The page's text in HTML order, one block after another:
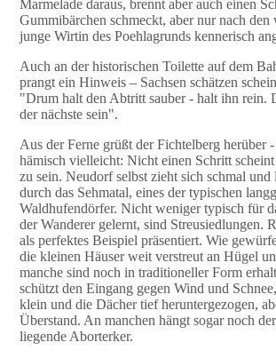
Marmelade daraus, brennt aber auch einen
Gummibärchen schmeckt, aber nur nach
junge Wirtin des Poehlagrunds kennerisch
Auch an der historischen Toilette auf dem
prangt ein Hinweis – Sachsen schätzen
"Drum halt den Abtritt sauber - halt ihn rein.
der nächste sein".
Aus der Ferne grüßt der Fichtelberg herüber
hämisch vielleicht: Nicht einen Schritt
zu sein. Neudorf selbst zieht sich schmal und
durch das Sehmatal, eines der typischen
Waldhufendörfer. Nicht weniger typisch für
der Wanderer gelernt, sind Streusiedlungen.
als perfektes Beispiel präsentiert. Wie
die kleinen Häuser weit verstreut an Hügel
manche sind noch in traditioneller Form
schützt den Eingang gegen Wind und
klein und die Dächer tief heruntergezogen,
Überstand. An manchen hängt sogar noch
liegende Aborterker.